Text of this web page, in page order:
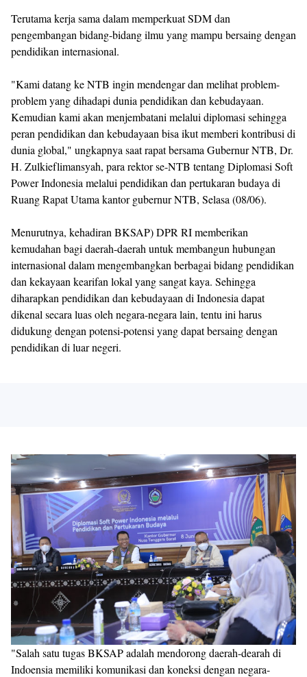
Terutama kerja sama dalam memperkuat SDM dan
pengembangan bidang-bidang ilmu yang mampu bersaing dengan
pendidikan internasional.
"Kami datang ke NTB ingin mendengar dan melihat problem-
problem yang dihadapi dunia pendidikan dan kebudayaan.
Kemudian kami akan menjembatani melalui diplomasi sehingga
peran pendidikan dan kebudayaan bisa ikut memberi kontribusi di
dunia global," ungkapnya saat rapat bersama Gubernur NTB, Dr.
H. Zulkieflimansyah, para rektor se-NTB tentang Diplomasi Soft
Power Indonesia melalui pendidikan dan pertukaran budaya di
Ruang Rapat Utama kantor gubernur NTB, Selasa (08/06).
Menurutnya, kehadiran BKSAP) DPR RI memberikan
kemudahan bagi daerah-daerah untuk membangun hubungan
internasional dalam mengembangkan berbagai bidang pendidikan
dan kekayaan kearifan lokal yang sangat kaya. Sehingga
diharapkan pendidikan dan kebudayaan di Indonesia dapat
dikenal secara luas oleh negara-negara lain, tentu ini harus
didukung dengan potensi-potensi yang dapat bersaing dengan
pendidikan di luar negeri.
"Salah satu tugas BKSAP adalah mendorong daerah-dearah di
Indoensia memiliki komunikasi dan koneksi dengan negara-